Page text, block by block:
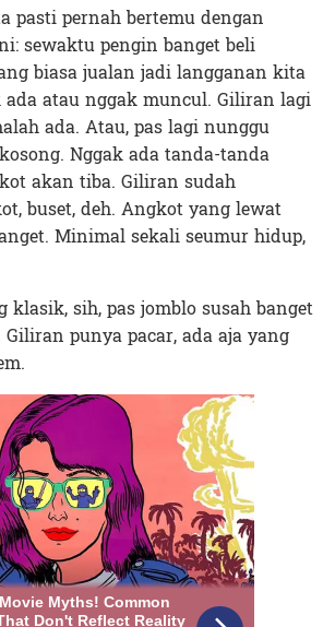
pasti pernah bertemu dengan
sewaktu pengin banget beli
biasa jualan jadi langganan kita
atau nggak muncul. Giliran lagi
ada. Atau, pas lagi nunggu
Nggak ada tanda-tanda
akan tiba. Giliran sudah
buset, deh. Angkot yang lewat
Minimal sekali seumur hidup,
klasik, sih, pas jomblo susah banget
punya pacar, ada aja yang